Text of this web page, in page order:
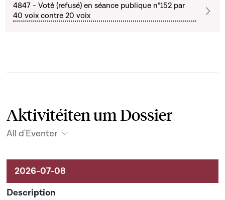
4847 - Voté (refusé) en séance publique n°152 par
40 voix contre 20 voix
Aktivitéiten um Dossier
All d'Eventer
Aktivitéiten um Dossier